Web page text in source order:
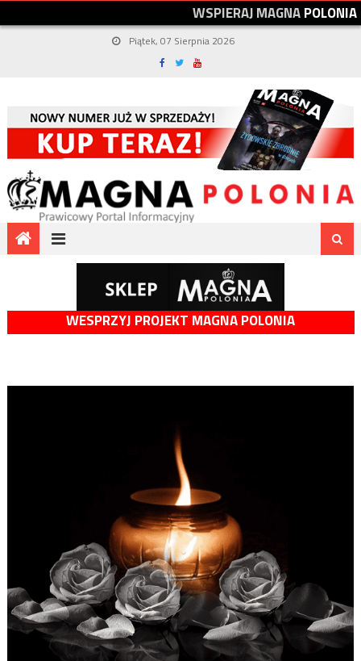
WSPIERAJMAGNAPOLONIA
Piątek, 07 Sierpnia 2026
WESPRZYJ PROJEKT MAGNA POLONIA